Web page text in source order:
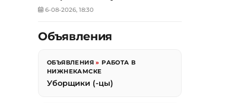
6-08-2026, 18:30
Объявления
ОБЪЯВЛЕНИЯ »РАБОТА В
НИЖНЕКАМСКЕ
Уборщики (-цы)